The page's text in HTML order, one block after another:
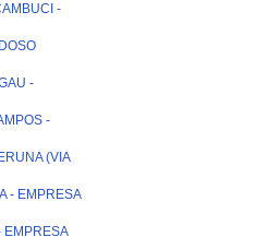
-
-
-
(VIA
- EMPRESA
EMPRESA